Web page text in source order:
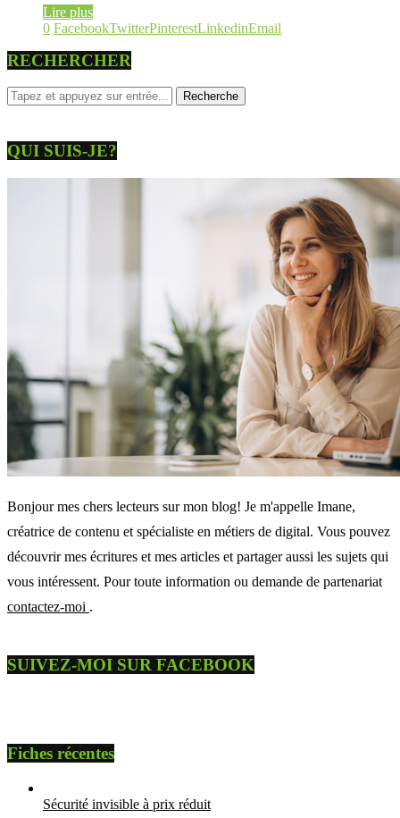
Lire plus
0 FacebookTwitterPinterestLinkedinEmail
RECHERCHER
QUI SUIS-JE?
Bonjour mes chers lecteurs sur mon blog! Je m'appelle Imane,
créatrice de contenu et spécialiste en métiers de digital. Vous pouvez
découvrir mes écritures et mes articles et partager aussi les sujets qui
vous intéressent. Pour toute information ou demande de partenariat
contactez-moi .
SUIVEZ-MOI SUR FACEBOOK
Fiches récentes
Sécurité invisible à prix réduit